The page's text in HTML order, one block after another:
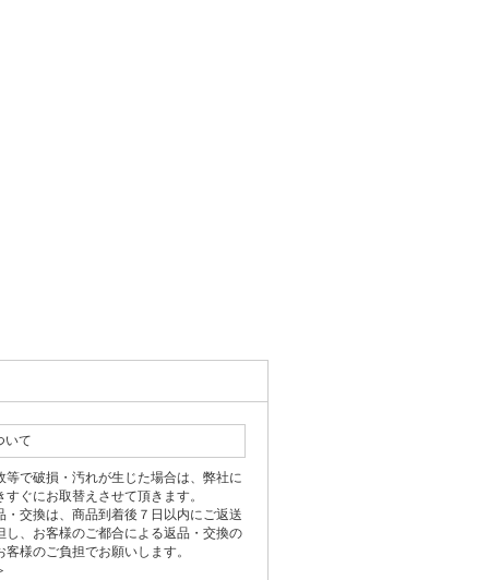
いて
等で破損・汚れが生じた場合は、弊社に
すぐにお取替えさせて頂きます。
・交換は、商品到着後７日以内にご返送
し、お客様のご都合による返品・交換の
客様のご負担でお願いします。